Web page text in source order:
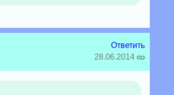
Ответить
28.06.2014